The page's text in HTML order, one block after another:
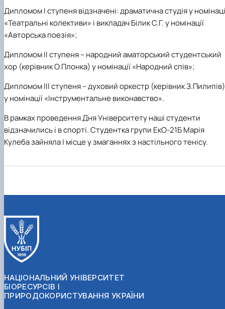
Дипломом І ступеня відзначені: драматична студія у
«Театральні колективи» і викладач Білик С.Г. у номінації
«Авторська поезія»;
Дипломом ІІ ступеня – народний аматорський студентський
хор (керівник О.Плонка) у номінації «Народний спів»;
Дипломом ІІІ ступеня – духовий оркестр (керівник З.Пилипів)
у номінації «Інструментальне виконавство».
В рамках проведення Дня Університету наші студенти
відзначились і в спорті. Студентка групи ЕкО-21Б Марія
Кулеба зайняла І місце у змаганнях з настільного тенісу.
НАЦІОНАЛЬНИЙ УНІВЕРСИТЕТ
БІОРЕСУРСІВ І
ПРИРОДОКОРИСТУВАННЯ УКРАЇНИ